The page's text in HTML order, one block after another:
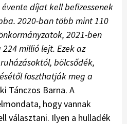
díjat kell befizessenek
2020-ban több mint 110
2021-ben
millió lejt. Ezek az
bölcsődék,
foszthatják meg a
Tánczos Barna. A
hogy vannak
választani. Ilyen a hulladék